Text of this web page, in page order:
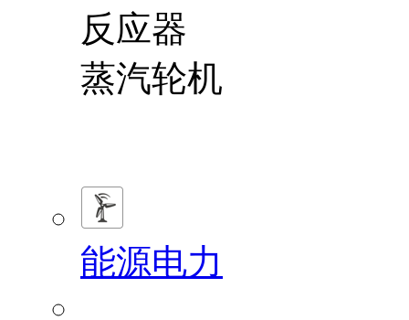
反应器
蒸汽轮机
能源电力